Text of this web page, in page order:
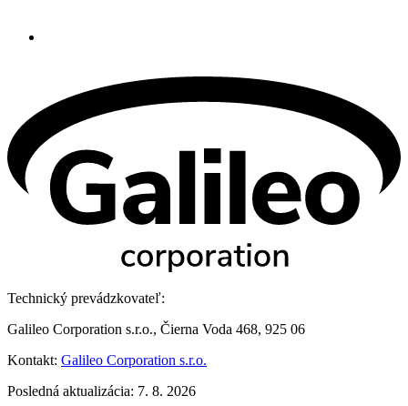
Technický prevádzkovateľ:
Galileo Corporation s.r.o., Čierna Voda 468, 925 06
Kontakt: Galileo Corporation s.r.o.
Posledná aktualizácia: 7. 8. 2026